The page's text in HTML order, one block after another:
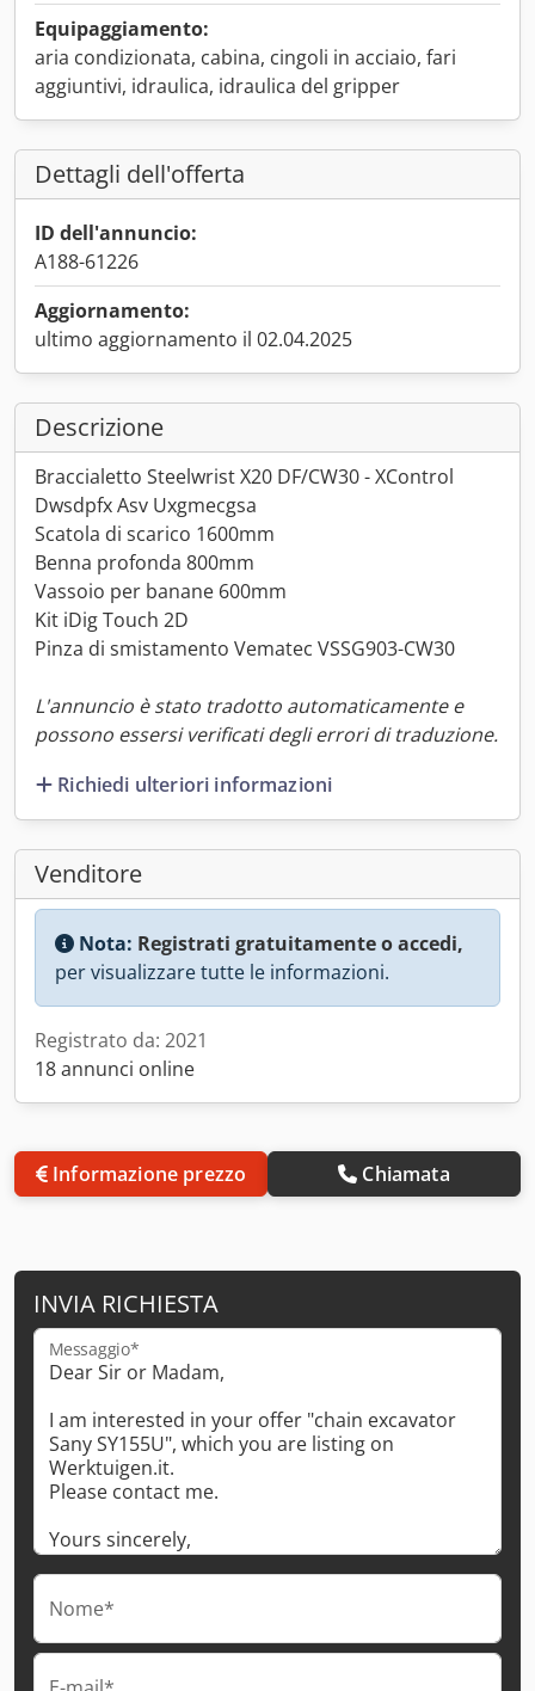
Equipaggiamento:
aria condizionata, cabina, cingoli in acciaio, fari
aggiuntivi, idraulica, idraulica del gripper
Dettagli dell'offerta
ID dell'annuncio:
A188-61226
Aggiornamento:
ultimo aggiornamento il 02.04.2025
Descrizione
Braccialetto Steelwrist X20 DF/CW30 - XControl
Dwsdpfx Asv Uxgmecgsa
Scatola di scarico 1600mm
Benna profonda 800mm
Vassoio per banane 600mm
Kit iDig Touch 2D
Pinza di smistamento Vematec VSSG903-CW30
L'annuncio è stato tradotto automaticamente e
possono essersi verificati degli errori di traduzione.
Richiedi ulteriori informazioni
Venditore
Nota: Registrati gratuitamente o accedi,
per visualizzare tutte le informazioni.
Registrato da: 2021
18 annunci online
Informazione prezzo Chiamata
INVIA RICHIESTA
Messaggio*
Nome*